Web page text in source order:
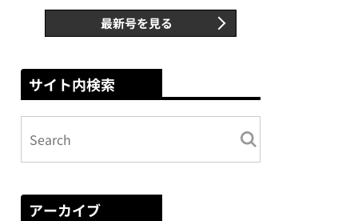
最新号を見る
サイト内検索
アーカイブ